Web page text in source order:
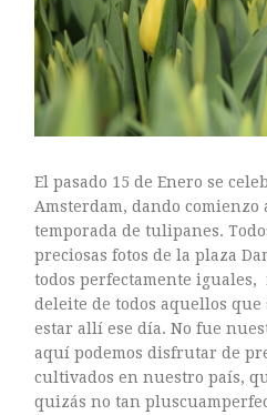
El pasado 15 de Enero se
Amsterdam, dando comienzo
temporada de tulipanes.
preciosas fotos de la plaza
todos perfectamente iguales,
deleite de todos aquellos que
estar allí ese día. No fue
aquí podemos disfrutar de
cultivados en nuestro país,
quizás no tan